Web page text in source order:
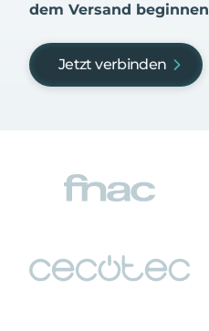
dem Versand beginnen
Jetzt verbinden